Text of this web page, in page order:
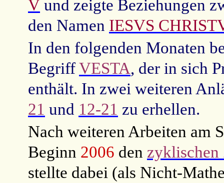
V und zeigte Beziehungen
den Namen IESVS
In den folgenden Monaten
BegriffVESTA, der in sich
enthält. In zwei weiteren
21 und 12-21 zu erhellen.
Nach weiteren Arbeiten am
Beginn 2006 den zyklischen
stellte dabei (als Nicht-